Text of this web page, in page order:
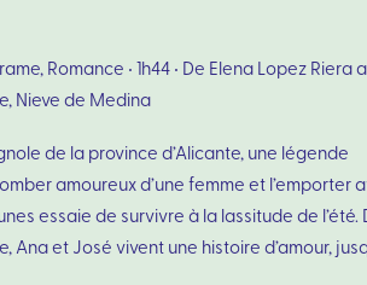
Romance • 1h44 • De Elena Lopez Riera
Nieve de Medina
de la province d’Alicante, une légende
amoureux d’une femme et l’emporter
essaie de survivre à la lassitude de l’été.
et José vivent une histoire d’amour,